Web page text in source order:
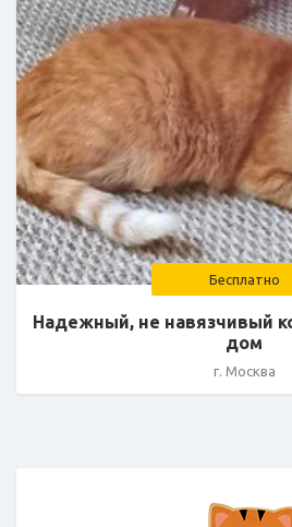
Бесплатно
Надежный, не навязчивый
дом
г. Москва